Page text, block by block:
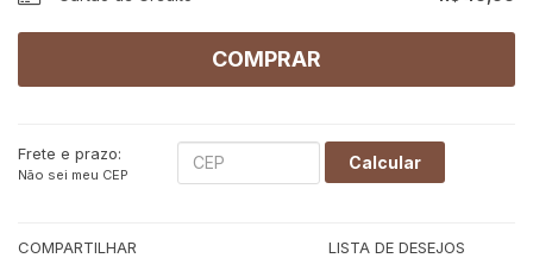
COMPRAR
Frete e prazo:
Não sei meu CEP
Calcular
COMPARTILHAR LISTA DE DESEJOS